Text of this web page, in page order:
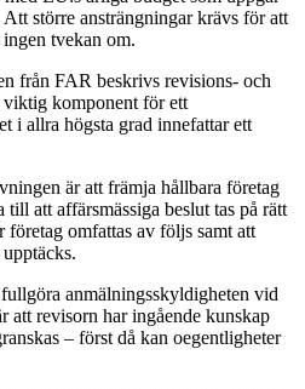
större ansträngningar krävs för att
tvekan om.
från FAR beskrivs revisions- och
viktig komponent för ett
i allra högsta grad innefattar ett
är att främja hållbara företag
att affärsmässiga beslut tas på rätt
företag omfattas av följs samt att
anmälningsskyldigheten vid
att revisorn har ingående kunskap
– först då kan oegentligheter